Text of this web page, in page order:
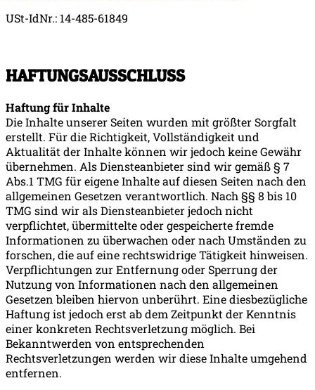
USt-IdNr.: 14-485-61849
HAFTUNGSAUSSCHLUSS
Haftung für Inhalte
Die Inhalte unserer Seiten wurden mit größter Sorgfalt
erstellt. Für die Richtigkeit, Vollständigkeit und
Aktualität der Inhalte können wir jedoch keine Gewähr
übernehmen. Als Diensteanbieter sind wir gemäß § 7
Abs.1 TMG für eigene Inhalte auf diesen Seiten nach den
allgemeinen Gesetzen verantwortlich. Nach §§ 8 bis 10
TMG sind wir als Diensteanbieter jedoch nicht
verpflichtet, übermittelte oder gespeicherte fremde
Informationen zu überwachen oder nach Umständen zu
forschen, die auf eine rechtswidrige Tätigkeit hinweisen.
Verpflichtungen zur Entfernung oder Sperrung der
Nutzung von Informationen nach den allgemeinen
Gesetzen bleiben hiervon unberührt. Eine diesbezügliche
Haftung ist jedoch erst ab dem Zeitpunkt der Kenntnis
einer konkreten Rechtsverletzung möglich. Bei
Bekanntwerden von entsprechenden
Rechtsverletzungen werden wir diese Inhalte umgehend
entfernen.